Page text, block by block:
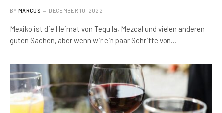
BY MARCUS DECEMBER 10, 2022
Mexiko ist die Heimat von Tequila, Mezcal und vielen anderen
guten Sachen, aber wenn wir ein paar Schritte von…